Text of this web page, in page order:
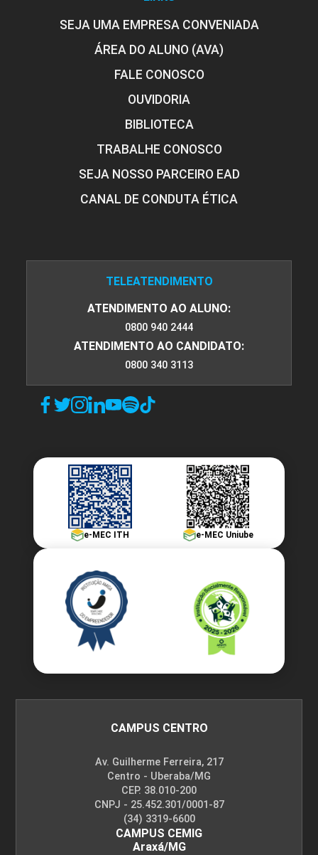
SEJA UMA EMPRESA CONVENIADA
ÁREA DO ALUNO (AVA)
FALE CONOSCO
OUVIDORIA
BIBLIOTECA
TRABALHE CONOSCO
SEJA NOSSO PARCEIRO EAD
CANAL DE CONDUTA ÉTICA
TELEATENDIMENTO
ATENDIMENTO AO ALUNO:
0800 940 2444
ATENDIMENTO AO CANDIDATO:
0800 340 3113
e-MEC ITH e-MEC Uniube
CAMPUS CENTRO
Av. Guilherme Ferreira, 217
Centro - Uberaba/MG
CEP. 38.010-200
CNPJ - 25.452.301/0001-87
(34) 3319-6600
CAMPUS CEMIG
Araxá/MG